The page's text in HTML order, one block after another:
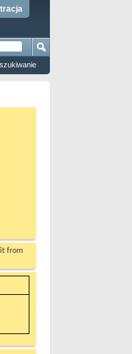
from